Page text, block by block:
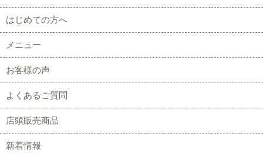
はじめての方へ
メニュー
お客様の声
よくあるご質問
店頭販売商品
新着情報